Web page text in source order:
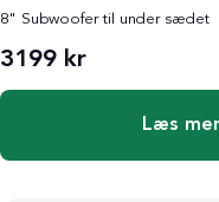
8" Subwoofer til under sædet
3199 kr
Læs